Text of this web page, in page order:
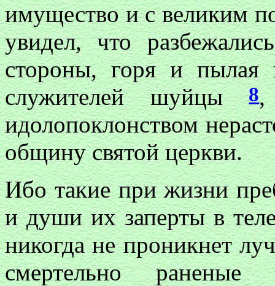
имущество и с великим
увидел, что
стороны, горя и пылая
служителей шуйцы8,
идолопоклонством
общину святой церкви.
Ибо такие при жизни
и души их заперты в
никогда не проникнет
смертельно раненые